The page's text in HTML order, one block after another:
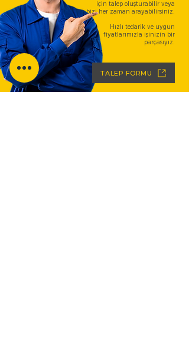
için talep oluşturabilir veya
bizi her zaman arayabilirsiniz.
Hızlı tedarik ve uygun
fiyatlarımızla işinizin bir
parçasıyız.
TALEP FORMU